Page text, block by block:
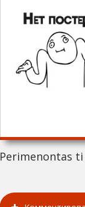
Perimenontas ti